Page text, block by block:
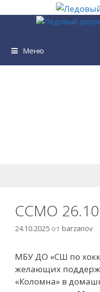
Перейти
содержимому
Меню
ССМО
24.10.2025 от barzanov
МБУ ДО «СШ по
желающих
«Коломна» в